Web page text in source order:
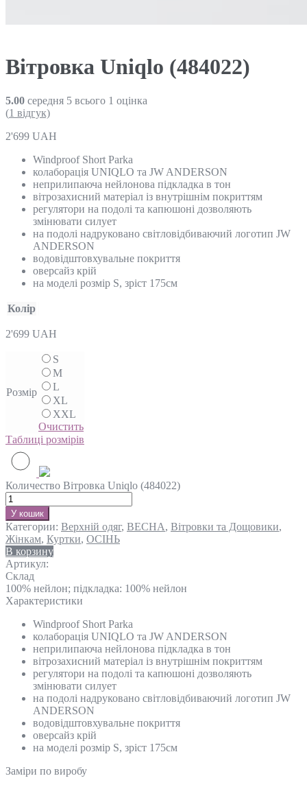
Вітровка Uniqlo (484022)
5.00 середня 5 всього 1 оцінка
(1 відгук)
2'699 UAH
Windproof Short Parka
колаборація UNIQLO та JW ANDERSON
неприлипаюча нейлонова підкладка в тон
вітрозахисний матеріал із внутрішнім покриттям
регулятори на подолі та капюшоні дозволяють
змінювати силует
на подолі надруковано світловідбиваючий логотип JW
ANDERSON
водовідштовхувальне покриття
оверсайз крій
на моделі розмір S, зріст 175см
Колір
2'699 UAH
Розмір
S
M
L
XL
XXL
Очистить
Таблиці розмірів
Количество Вітровка Uniqlo (484022)
У кошик
Категории: Верхній одяг, ВЕСНА, Вітровки та Дощовики,
Жінкам, Куртки, ОСІНЬ
В корзину
Артикул:
Склад
100% нейлон; підкладка: 100% нейлон
Характеристики
Windproof Short Parka
колаборація UNIQLO та JW ANDERSON
неприлипаюча нейлонова підкладка в тон
вітрозахисний матеріал із внутрішнім покриттям
регулятори на подолі та капюшоні дозволяють
змінювати силует
на подолі надруковано світловідбиваючий логотип JW
ANDERSON
водовідштовхувальне покриття
оверсайз крій
на моделі розмір S, зріст 175см
Замiри по виробу